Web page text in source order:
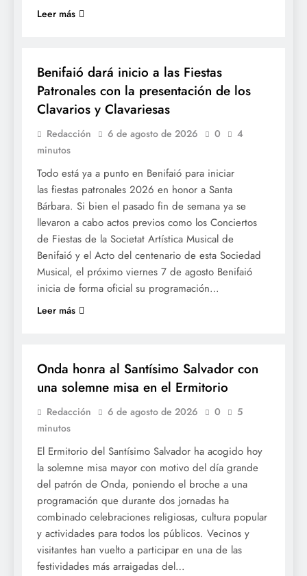
Leer más
Benifaió dará inicio a las Fiestas
Patronales con la presentación de los
Clavarios y Clavariesas
Redacción 6 de agosto de 2026 0
4
minutos
Todo está ya a punto en Benifaió para iniciar
las fiestas patronales 2026 en honor a Santa
Bárbara. Si bien el pasado fin de semana ya se
llevaron a cabo actos previos como los Conciertos
de Fiestas de la Societat Artística Musical de
Benifaió y el Acto del centenario de esta Sociedad
Musical, el próximo viernes 7 de agosto Benifaió
inicia de forma oficial su programación…
Leer más
Onda honra al Santísimo Salvador con
una solemne misa en el Ermitorio
Redacción 6 de agosto de 2026 0
5
minutos
El Ermitorio del Santísimo Salvador ha acogido hoy
la solemne misa mayor con motivo del día grande
del patrón de Onda, poniendo el broche a una
programación que durante dos jornadas ha
combinado celebraciones religiosas, cultura popular
y actividades para todos los públicos. Vecinos y
visitantes han vuelto a participar en una de las
festividades más arraigadas del…